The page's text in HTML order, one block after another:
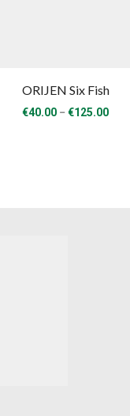
ORIJEN Six Fish
€40.00 – €125.00Price